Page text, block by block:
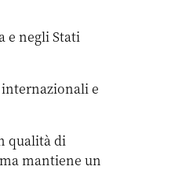
e negli Stati
internazionali e
qualità di
mantiene un